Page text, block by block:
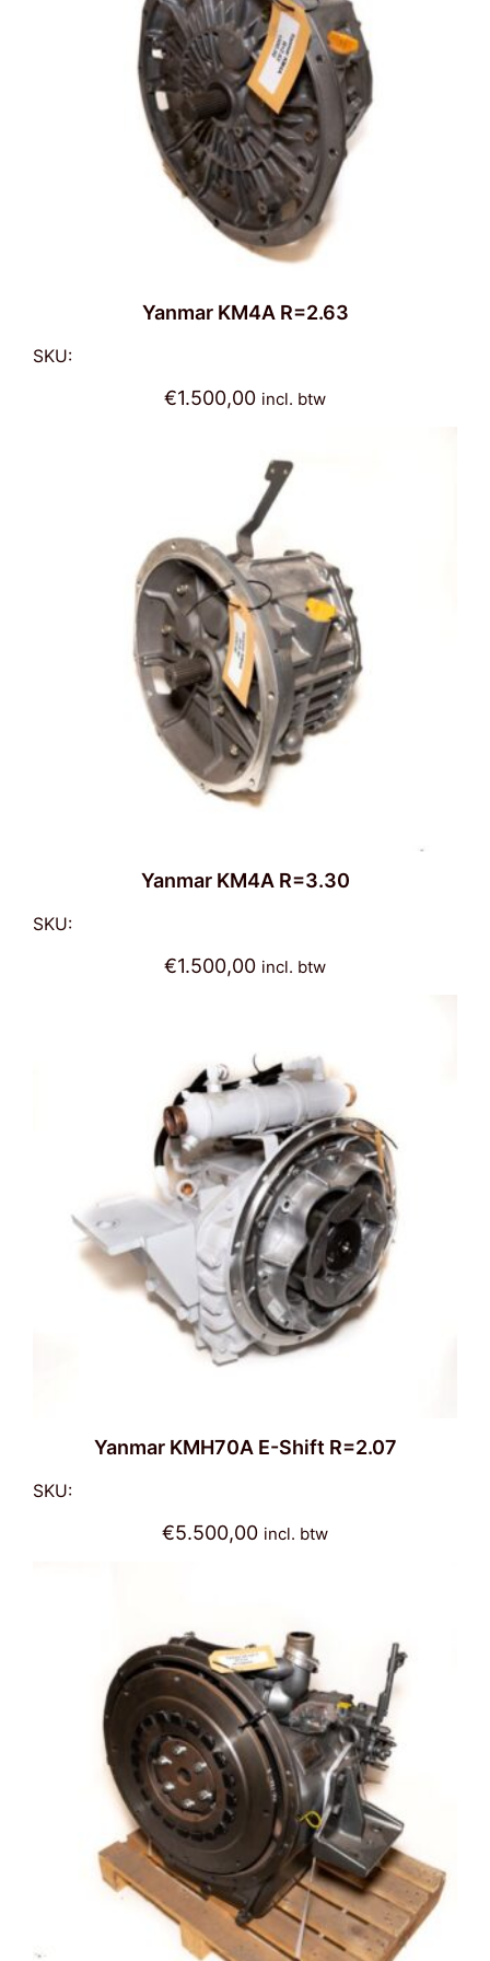
Yanmar KM4A R=2.63
SKU:
€1.500,00 incl. btw
Yanmar KM4A R=3.30
SKU:
€1.500,00 incl. btw
Yanmar KMH70A E-Shift R=2.07
SKU:
€5.500,00 incl. btw